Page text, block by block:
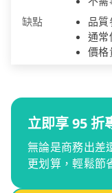
缺點
品
通常
價格
立即享 95 折
無論是商務出差
更划算，輕鬆節